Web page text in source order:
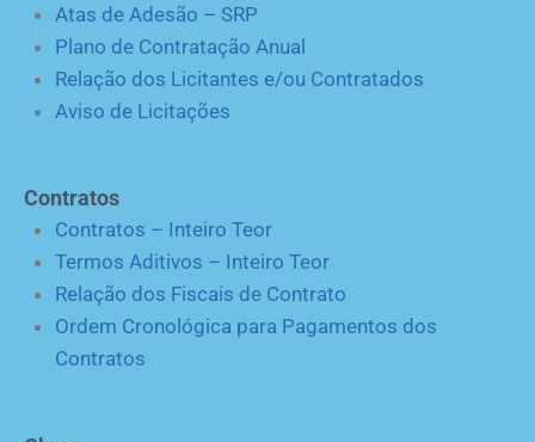
Atas de Adesão – SRP
Plano de Contratação Anual
Relação dos Licitantes e/ou Contratados
Aviso de Licitações
Contratos
Contratos – Inteiro Teor
Termos Aditivos – Inteiro Teor
Relação dos Fiscais de Contrato
Ordem Cronológica para Pagamentos dos
Contratos